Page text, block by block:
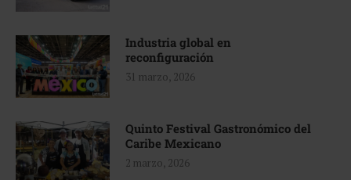
Industria global en
reconfiguración
31 marzo, 2026
Quinto Festival Gastronómico del
Caribe Mexicano
2 marzo, 2026